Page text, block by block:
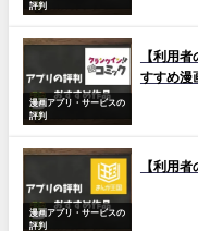
評判
漫画アプリ・サービスの
評判
【利用
すすめ漫
漫画アプリ・サービスの
評判
【利用